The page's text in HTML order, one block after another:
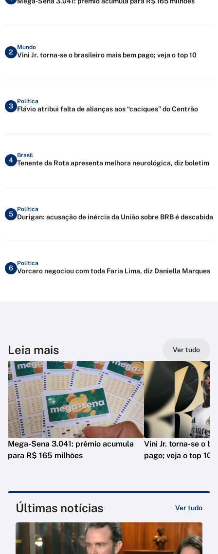
2
Mundo
Vini Jr. torna-se o brasileiro mais bem pago; veja o top 10
3
Política
Flávio atribui falta de alianças aos “caciques” do Centrão
4
Brasil
Tenente da Rota apresenta melhora neurológica, diz boletim
5
Política
Durigan: acusação de inércia da União sobre BRB é descabida
6
Política
Vorcaro negociou com toda Faria Lima, diz Daniella Marques
Leia mais Ver tudo
Mega-Sena 3.041: prêmio acumula
para R$ 165 milhões
Vini Jr. torna-se o
pago; veja o top 10
Últimas notícias Ver tudo